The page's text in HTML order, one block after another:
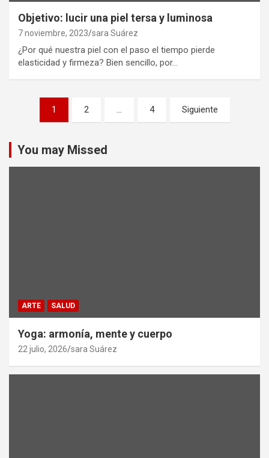
Objetivo: lucir una piel tersa y luminosa
7 noviembre, 2023 sara Suárez
¿Por qué nuestra piel con el paso el tiempo pierde
elasticidad y firmeza? Bien sencillo, por…
Paginación
entradas
1 2 … 4 Siguiente
You may Missed
ARTE SALUD
Yoga: armonía, mente y cuerpo
22 julio, 2026 sara Suárez